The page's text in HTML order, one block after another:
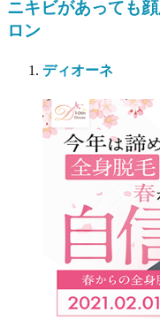
ニキビがあっても
ロン
ディオーネ